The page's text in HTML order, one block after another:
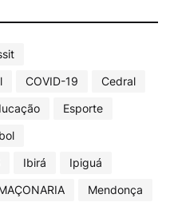
COVID-19
Cedral
Esporte
Ibirá
Ipiguá
Mendonça